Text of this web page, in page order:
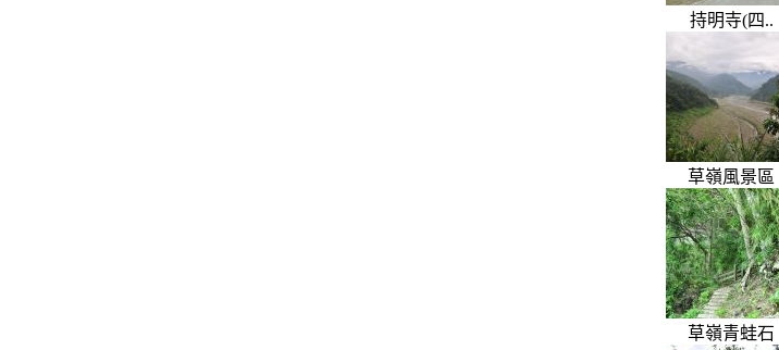
持明寺(四..
草嶺風景區
草嶺青蛙石